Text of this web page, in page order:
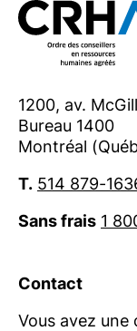
Québec.
au maintien
des
visitez
Contact :
1200, av.
Bureau 1400
Montréal
T. 514 879-
Sans frais 1
Contact
Vous avez une